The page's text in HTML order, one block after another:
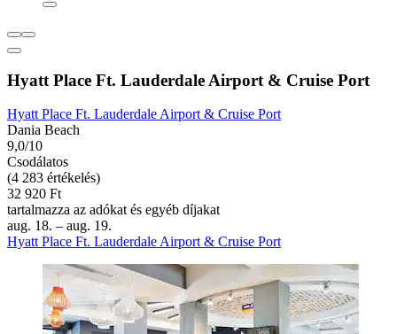
Hyatt Place Ft. Lauderdale Airport & Cruise Port
Hyatt Place Ft. Lauderdale Airport & Cruise Port
Dania Beach
9,0/10
Csodálatos
(4 283 értékelés)
32 920 Ft
tartalmazza az adókat és egyéb díjakat
aug. 18. – aug. 19.
Hyatt Place Ft. Lauderdale Airport & Cruise Port